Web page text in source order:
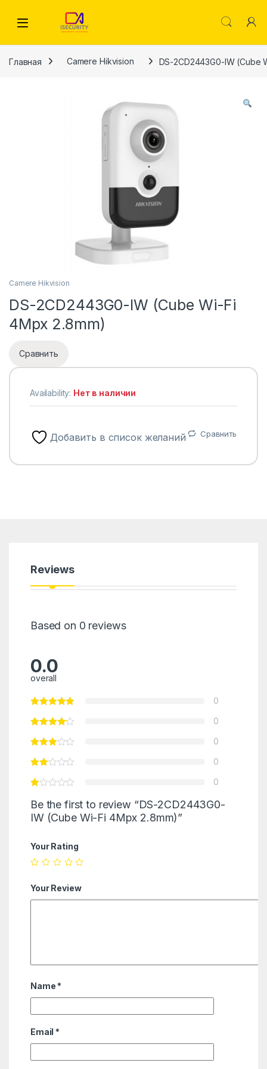
Главная Camere Hikvision DS-2CD2443G0-IW (Cube
Camere Hikvision
DS-2CD2443G0-IW (Cube Wi-Fi
4Mpx 2.8mm)
Сравнить
Availability: Нет в наличии
Добавить в список желаний Сравнить
Reviews
Based on 0 reviews
0.0
overall
0
0
0
0
0
Be the first to review “DS-2CD2443G0-
IW (Cube Wi-Fi 4Mpx 2.8mm)”
Your Rating
Your Review
Name *
Email *